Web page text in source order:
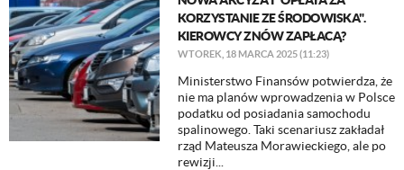
KORZYSTANIE ZE ŚRODOWISKA".
KIEROWCY ZNÓW ZAPŁACĄ?
WTOREK, 18 MARCA 2025 (11:23)
Ministerstwo Finansów potwierdza, że
nie ma planów wprowadzenia w Polsce
podatku od posiadania samochodu
spalinowego. Taki scenariusz zakładał
rząd Mateusza Morawieckiego, ale po
rewizji...